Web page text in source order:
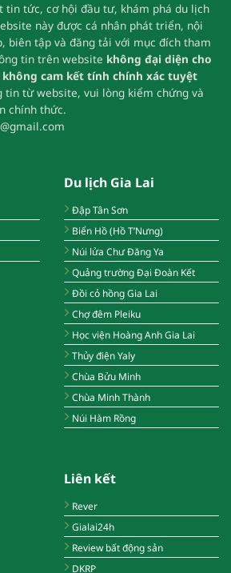
tin tức, cơ hội đầu tư, khám phá du lịch
này được cá nhân phát triển, nội
biên tập và đăng tải với mục đích tham
tin trên website không đại diện cho
không cam kết tính chính xác tuyệt
tin từ website, vui lòng kiểm chứng và
chính thức.
Du lịch Gia Lai
Đập Tân Sơn
Biển Hồ (Hồ T’Nưng)
Núi lửa Chư Đăng Ya
Quảng trường Đại Đoàn Kết
Đồi cỏ hồng Gia Lai
Chợ đêm Pleiku
Học viện Hoàng Anh Gia Lai
Thủy điện Yaly
Chùa Bửu Minh
Chùa Minh Thành
Núi Hàm Rồng
Liên kết
Rever
Gialai24h
Review bất động sản
DKRP